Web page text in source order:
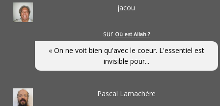
jacou
sur Où est Allah ?
« On ne voit bien qu'avec le coeur. L'essentiel est
invisible pour...
Pascal Lamachère